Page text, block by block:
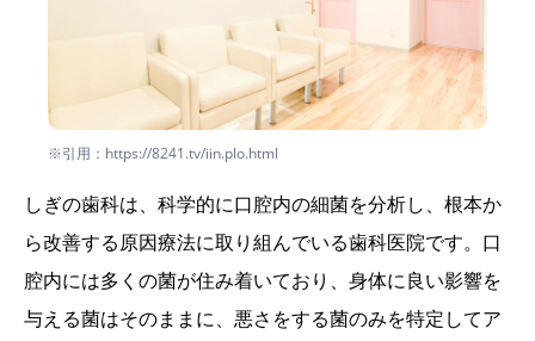
※引用：https://8241.tv/iin.plo.html
しぎの歯科は、科学的に口腔内の細菌を分析し、根本か
ら改善する原因療法に取り組んでいる歯科医院です。口
腔内には多くの菌が住み着いており、身体に良い影響を
与える菌はそのままに、悪さをする菌のみを特定してア